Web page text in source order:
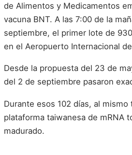
de Alimentos y Medicamentos
vacuna BNT. A las 7:00 de la
septiembre, el primer lote de
en el Aeropuerto Internacional
Desde la propuesta del 23 de
del 2 de septiembre pasaron
Durante esos 102 días, al mismo
plataforma taiwanesa de mRNA
madurado.